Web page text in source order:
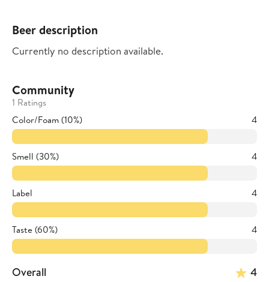
Beer description
Currently no description available.
Community
1 Ratings
Color/Foam (10%)
4
Smell (30%) 4
Label 4
Taste (60%) 4
Overall 4